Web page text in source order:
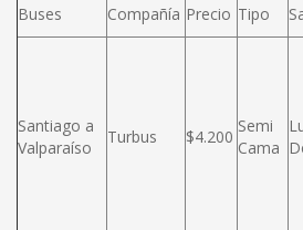
Buses Compañía Precio Tipo
Santiago a
Valparaíso
Turbus $4.200
Semi
Cama